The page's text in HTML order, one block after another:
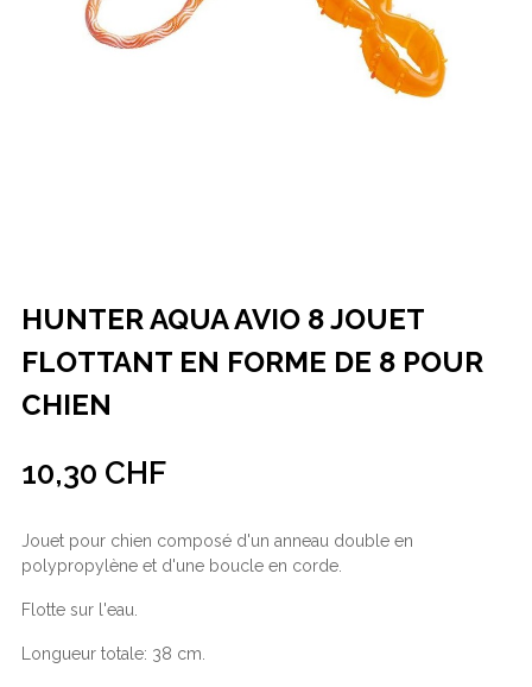
HUNTER AQUA AVIO 8 JOUET
FLOTTANT EN FORME DE 8 POUR
CHIEN
10,30 CHF
Jouet pour chien composé d'un anneau double en
polypropylène et d'une boucle en corde.
Flotte sur l'eau.
Longueur totale: 38 cm.